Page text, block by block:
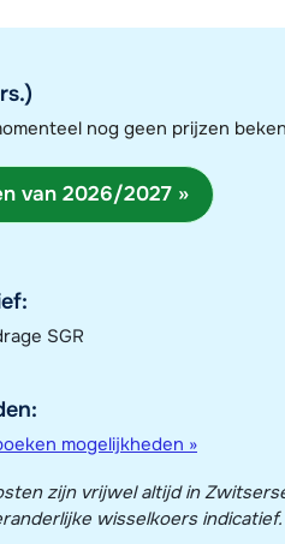
nog geen prijzen
van 2026/2027 »
SGR
mogelijkheden »
zijn vrijwel altijd in
wisselkoers indicatief.